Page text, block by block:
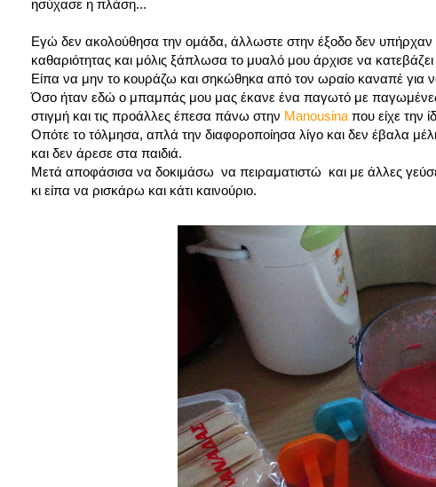
ησύχασε η πλάση...
Εγώ δεν ακολούθησα την ομάδα, άλλωστε στην έξοδο δεν υπήρχαν
καθαριότητας και μόλις ξάπλωσα το μυαλό μου άρχισε να κατεβάζει
Είπα να μην το κουράζω και σηκώθηκα από τον ωραίο καναπέ για
Όσο ήταν εδώ ο μπαμπάς μου μας έκανε ένα παγωτό με
στιγμή και τις προάλλες έπεσα πάνω στην Manousina που είχε την
Οπότε το τόλμησα, απλά την διαφοροποίησα λίγο και δεν έβαλα
και δεν άρεσε στα παιδιά.
Μετά αποφάσισα να δοκιμάσω να πειραματιστώ και με άλλες
κι είπα να ρισκάρω και κάτι καινούριο.